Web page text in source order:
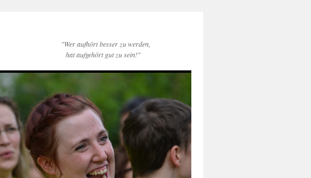
"Wer aufhört besser zu werden,
hat aufgehört gut zu sein!"